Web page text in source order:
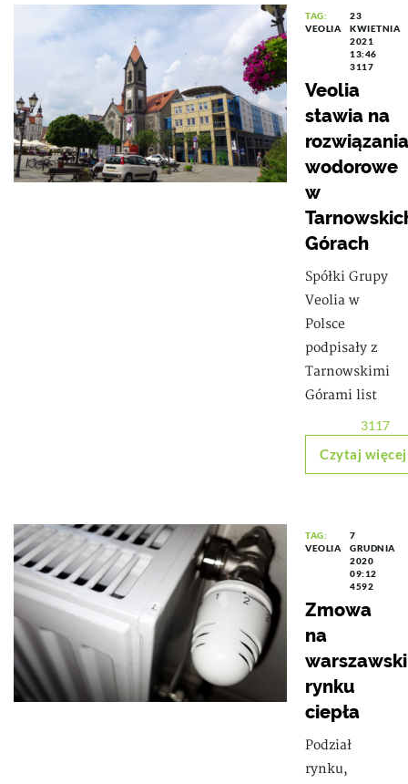
TAG:
VEOLIA
23
KWIETNIA
2021
13:46
3117
Veolia
stawia na
rozwiązania
wodorowe
w
Górach
Spółki Grupy
Veolia w
Polsce
podpisały z
Tarnowskimi
Górami list
3117
Czytaj więcej
TAG:
VEOLIA
7
GRUDNIA
2020
09:12
4592
Zmowa
na
rynku
ciepła
Podział
rynku,